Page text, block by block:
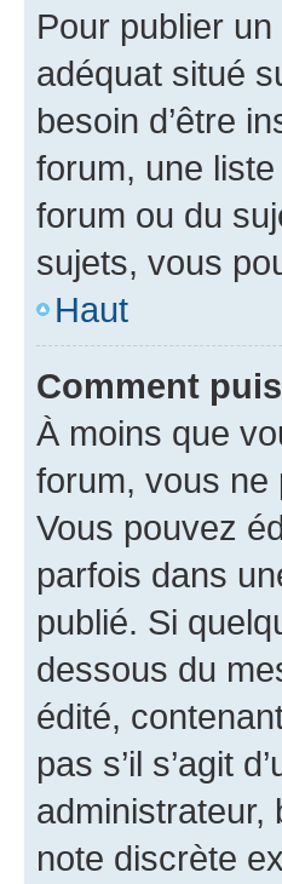
Pour publier
adéquat situé
besoin d’être
forum, une
forum ou du
sujets, vous
Haut
Comment
À moins que
forum, vous ne
Vous pouvez
parfois dans
publié. Si
dessous du
édité,
pas s’il s’agit
administrateur,
note discrète